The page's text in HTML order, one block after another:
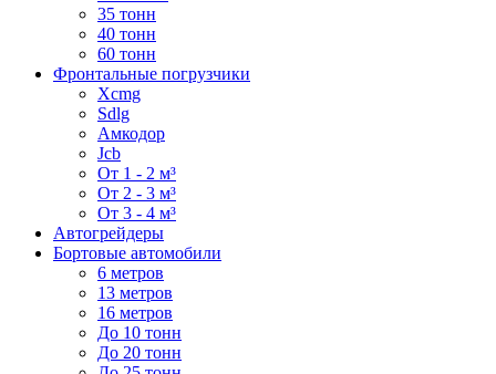
35 тонн
40 тонн
60 тонн
Фронтальные погрузчики
Xcmg
Sdlg
Амкодор
Jcb
От 1 - 2 м³
От 2 - 3 м³
От 3 - 4 м³
Автогрейдеры
Бортовые автомобили
6 метров
13 метров
16 метров
До 10 тонн
До 20 тонн